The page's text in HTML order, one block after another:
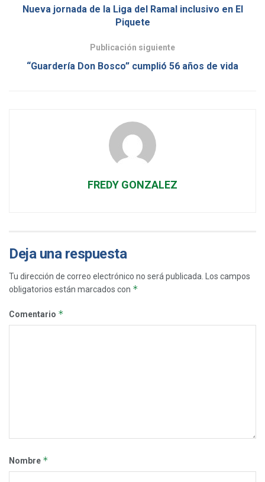
Nueva jornada de la Liga del Ramal inclusivo en El
Piquete
Publicación siguiente
“Guardería Don Bosco” cumplió 56 años de vida
FREDY GONZALEZ
Deja una respuesta
Tu dirección de correo electrónico no será publicada. Los campos
obligatorios están marcados con *
Comentario *
Nombre *